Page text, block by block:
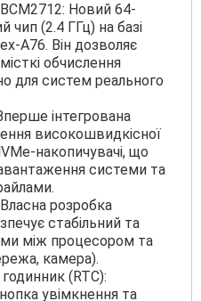
Новий 64-
чип (2.4 ГГц) на базі
A76. Він дозволяє
обчислення
для систем реального
інтегрована
високошвидкісної
накопичувачі, що
системи та
розробка
стабільний та
між процесором та
камера).
(RTC):
увімкнення та